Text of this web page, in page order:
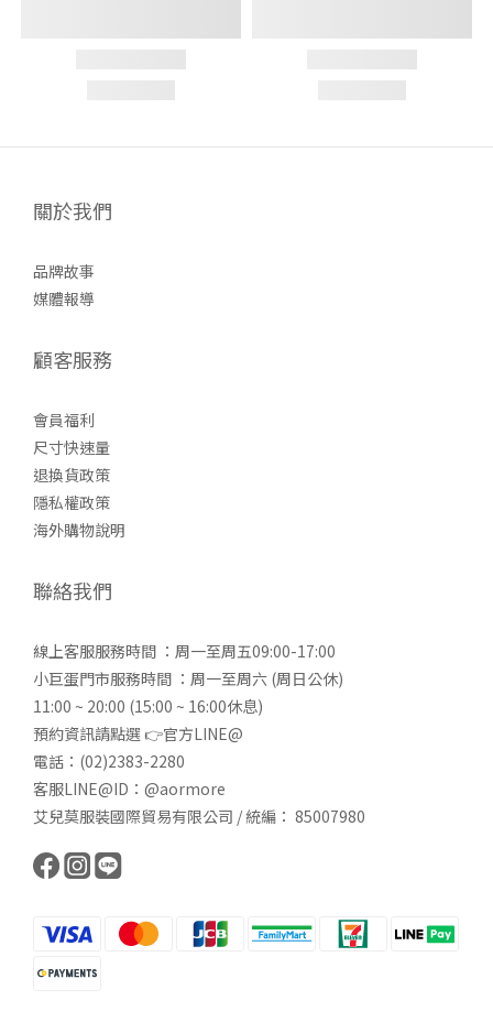
關於我們
品牌故事
媒體報導
顧客服務
會員福利
尺寸快速量
退換貨政策
隱私權政策
海外購物說明
聯絡我們
線上客服服務時間 ：周一至周五09:00-17:00
小巨蛋門市服務時間 ：周一至周六 (周日公休)
11:00 ~ 20:00 (15:00 ~ 16:00休息)
預約資訊請點選 👉官方LINE@
電話：(02)2383-2280
客服LINE@ID：@aormore
艾兒莫服裝國際貿易有限公司 / 統編： 85007980